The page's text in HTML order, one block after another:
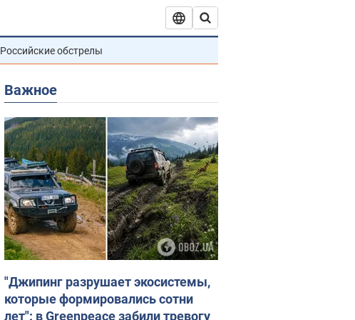
Российские обстрелы
Важное
"Джипинг разрушает экосистемы,
которые формировались сотни
лет": в Greenpeace забили тревогу